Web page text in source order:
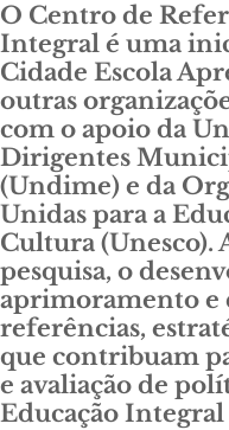
O Centro de
Integral é uma
Cidade Escola
outras
com o apoio da
Dirigentes
(Undime) e da
Unidas para a
Cultura (Unesco).
pesquisa, o
aprimoramento e
referências,
que contribuam
e avaliação de
Educação